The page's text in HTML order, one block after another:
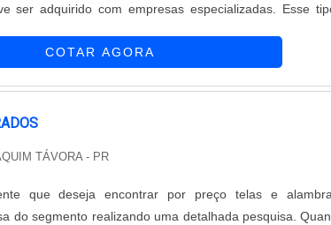
ser adquirido com empresas especializadas. Esse
COTAR AGORA
TÁVORA - PR
que deseja encontrar por preço telas e
do segmento realizando uma detalhada pesquisa.